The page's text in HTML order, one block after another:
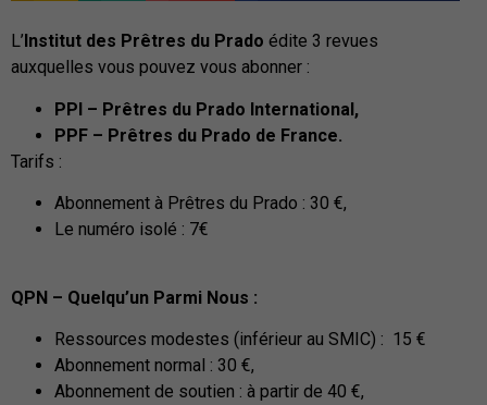
L’ Institut des Prêtres du Prado édite 3 revues
auxquelles vous pouvez vous abonner :
PPI – Prêtres du Prado International,
PPF – Prêtres du Prado de France.
Tarifs :
Abonnement à Prêtres du Prado : 30 €,
Le numéro isolé : 7€
QPN – Quelqu’un Parmi Nous :
Ressources modestes (inférieur au SMIC) : 15 €
Abonnement normal : 30 €,
Abonnement de soutien : à partir de 40 €,